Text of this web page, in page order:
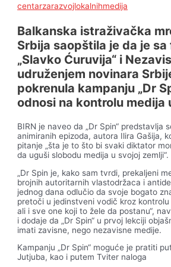
centarzarazvojlokalnihmedija
Balkanska istraživačka
Srbija saopštila je da je
„Slavko Ćuruvija“ i
udruženjem novinara
pokrenula kampanju „Dr
odnosi na kontrolu medija
BIRN je naveo da „Dr Spin“ predstavlja
animiranih epizoda, autora Ilira Gašija,
pitanje „šta je to što bi svaki diktator
da uguši slobodu medija u svojoj zemlji“.
„Dr Spin je, kako sam tvrdi, prekaljeni
brojnih autoritarnih vlastodržaca i
jednog dana odlučio da svoje bogato
pretoči u jedinstveni vodič kroz
ali i sve one koji to žele da postanu“,
i dodaje da „Dr Spin“ u prvoj lekciji
imati zavisne, nego nezavisne medije.
Kampanju „Dr Spin“ moguće je pratiti
Jutjuba, kao i putem Tviter naloga